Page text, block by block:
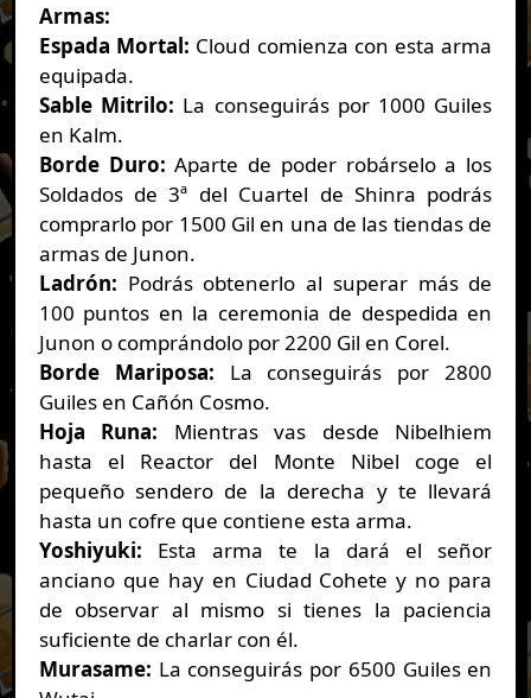
Armas:
Espada Mortal: Cloud comienza con esta arma
equipada.
Sable Mitrilo: La conseguirás por 1000 Guiles
en Kalm.
Borde Duro: Aparte de poder robárselo a los
Soldados de 3ª del Cuartel de Shinra podrás
comprarlo por 1500 Gil en una de las tiendas de
armas de Junon.
Ladrón: Podrás obtenerlo al superar más de
100 puntos en la ceremonia de despedida en
Junon o comprándolo por 2200 Gil en Corel.
Borde Mariposa: La conseguirás por 2800
Guiles en Cañón Cosmo.
Hoja Runa: Mientras vas desde Nibelhiem
hasta el Reactor del Monte Nibel coge el
pequeño sendero de la derecha y te llevará
hasta un cofre que contiene esta arma.
Yoshiyuki: Esta arma te la dará el señor
anciano que hay en Ciudad Cohete y no para
de observar al mismo si tienes la paciencia
suficiente de charlar con él.
Murasame: La conseguirás por 6500 Guiles en